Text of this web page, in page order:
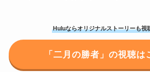
Huluならオリジナルストーリーも視
「二月の勝者」の視聴は